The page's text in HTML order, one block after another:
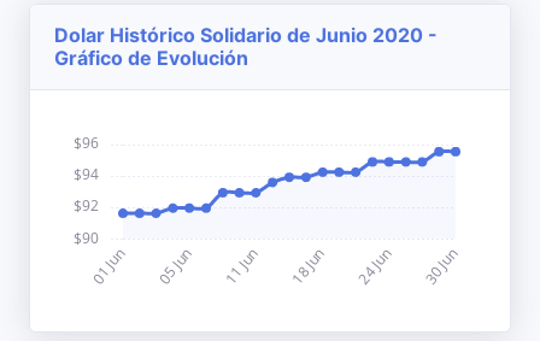
Dolar Histórico Solidario de Junio 2020 -
Gráfico de Evolución